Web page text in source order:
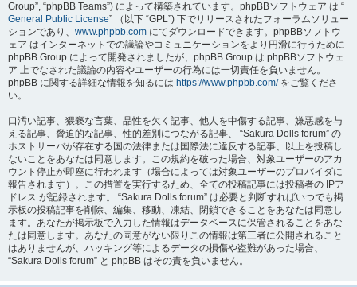
Group”, “phpBB Teams”) によって構築されています。phpBBソフトウェア は “
General Public License” （以下 “GPL”) 下でリリースされたフォーラムソリュー
ションであり、 www.phpbb.com にてダウンロードできます。phpBBソフトウ
ェア はインターネットでの議論やコミュニケーションをより円滑に行うために
phpBB Group によって開発されましたが、phpBB Group は phpBBソフトウェ
ア 上でなされた議論の内容やユーザーの行為には一切責任を負いません。
phpBB に関する詳細な情報を知るには https://www.phpbb.com/をご覧くださ
い。
口汚い記事、猥褻な言葉、品性を欠く記事、他人を中傷する記事、嫌悪感を与
える記事、脅迫的な記事、性的差別につながる記事、 “Sakura Dolls forum” の
ホストサーバが存在する国の法律または国際法に違反する記事、以上を投稿し
ないことをあなたは同意します。この規約を破った場合、対象ユーザーのアカ
ウント停止が即座に行われます（場合によっては対象ユーザーのプロバイダに
報告されます）。この措置を実行するため、全ての投稿記事には投稿者の IPア
ドレス が記録されます。 “Sakura Dolls forum” は必要と判断すればいつでも掲
示板の投稿記事を削除、編集、移動、凍結、閉鎖できることをあなたは同意し
ます。あなたが掲示板で入力した情報はデータベースに保管されることをあな
たは同意します。あなたの同意がない限りこの情報は第三者に公開されること
はありませんが、ハッキング等によるデータの損傷や盗難があった場合、
“Sakura Dolls forum” と phpBB はその責を負いません。